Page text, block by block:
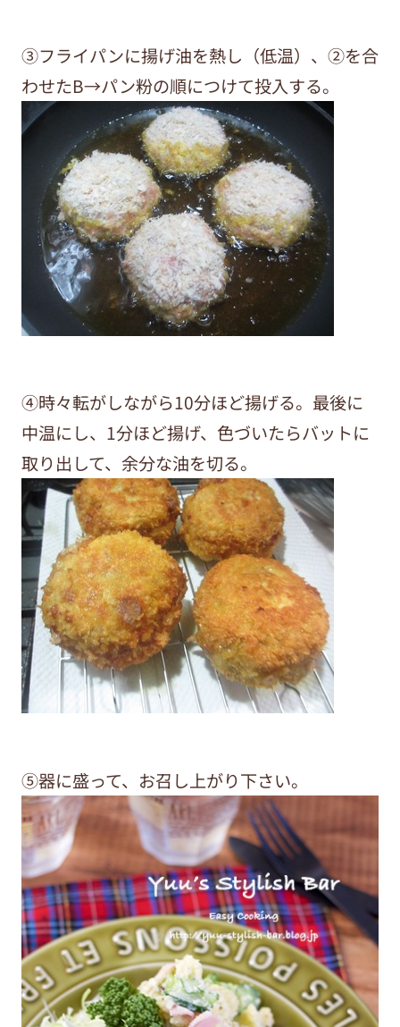
③フライパンに揚げ油を熱し（低温）、②を合
わせたB→パン粉の順につけて投入する。
④時々転がしながら10分ほど揚げる。最後に
中温にし、1分ほど揚げ、色づいたらバットに
取り出して、余分な油を切る。
⑤器に盛って、お召し上がり下さい。